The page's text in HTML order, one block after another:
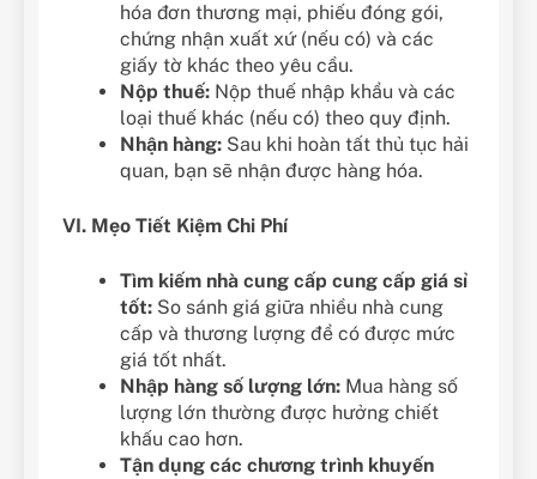
hóa đơn thương mại, phiếu đóng gói,
chứng nhận xuất xứ (nếu có) và các
giấy tờ khác theo yêu cầu.
Nộp thuế: Nộp thuế nhập khẩu và các
loại thuế khác (nếu có) theo quy định.
Nhận hàng: Sau khi hoàn tất thủ tục hải
quan, bạn sẽ nhận được hàng hóa.
VI. Mẹo Tiết Kiệm Chi Phí
Tìm kiếm nhà cung cấp cung cấp giá sỉ
tốt: So sánh giá giữa nhiều nhà cung
cấp và thương lượng để có được mức
giá tốt nhất.
Nhập hàng số lượng lớn: Mua hàng số
lượng lớn thường được hưởng chiết
khấu cao hơn.
Tận dụng các chương trình khuyến